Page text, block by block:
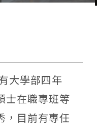
大學部四年
士在職專班等
，目前有專任